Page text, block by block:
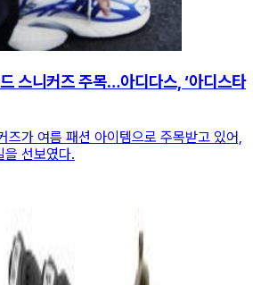
스니커즈 주목…아디다스, ‘아디스타
즈가 여름 패션 아이템으로 주목받고 있어,
을 선보였다.